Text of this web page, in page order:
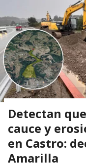
Detectan
cauce y
en Castro:
Amarilla